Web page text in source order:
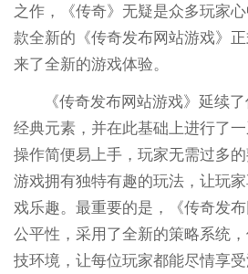
之作，《传奇》无疑是众多玩家
款全新的《传奇发布网站游戏》
来了全新的游戏体验。
《传奇发布网站游戏》延续
经典元素，并在此基础上进行了
操作简便易上手，玩家无需过多的
游戏拥有独特有趣的玩法，让玩
戏乐趣。最重要的是，《传奇发
公平性，采用了全新的策略系统
技环境，让每位玩家都能尽情享受